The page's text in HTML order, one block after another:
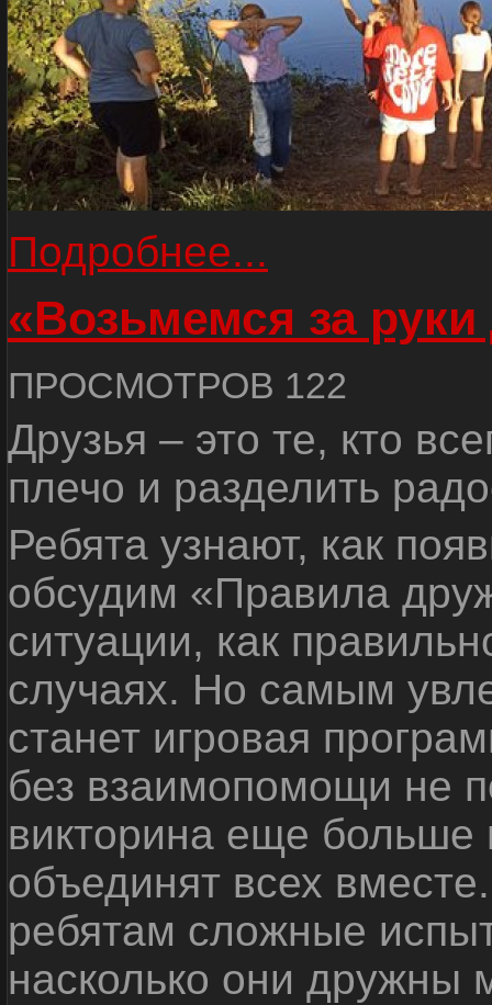
Подробнее...
«Возьмемся за руки
ПРОСМОТРОВ 122
Друзья – это те, кто
плечо и разделить
Ребята узнают, как
обсудим «Правила
ситуации, как
случаях. Но самым
станет игровая
без взаимопомощи не
викторина еще
объединят всех
ребятам сложные
насколько они дружны